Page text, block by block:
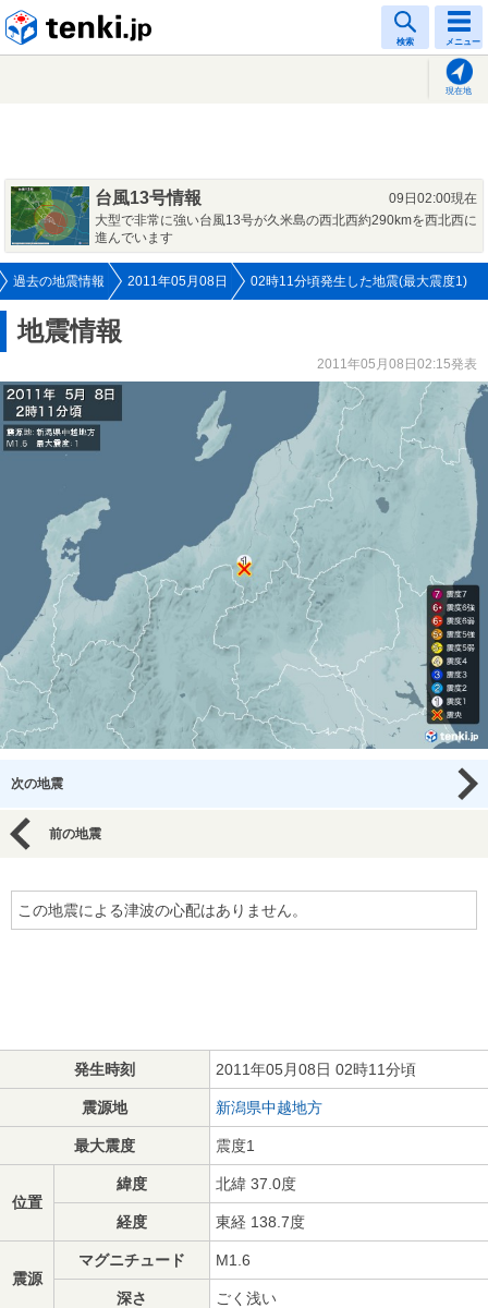
検索 メニュー
現在地
台風13号情報
09日02:00現在
大型で非常に強い台風13号が久米島の西北西約290kmを西北西に
進んでいます
過去の地震情報 2011年05月08日 02時11分頃発生した地震(最大震度1)
地震情報
2011年05月08日02:15発表
次の地震
前の地震
この地震による津波の心配はありません。
発生時刻 2011年05月08日 02時11分頃
震源地 新潟県中越地方
最大震度 震度1
位置
緯度 北緯 37.0度
経度 東経 138.7度
震源
マグニチュード M1.6
深さ ごく浅い